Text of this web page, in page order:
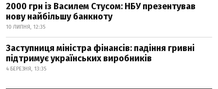
2000 грн із Василем Стусом: НБУ презентував
нову найбільшу банкноту
10 ЛИПНЯ, 12:35
Заступниця міністра фінансів: падіння гривні
підтримує українських виробників
4 БЕРЕЗНЯ, 13:35